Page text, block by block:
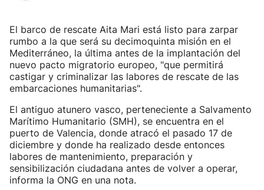
El barco de rescate Aita Mari está listo para zarpar
rumbo a la que será su decimoquinta misión en el
Mediterráneo, la última antes de la implantación del
nuevo pacto migratorio europeo, "que permitirá
castigar y criminalizar las labores de rescate de las
embarcaciones humanitarias".
El antiguo atunero vasco, perteneciente a Salvamento
Marítimo Humanitario (SMH), se encuentra en el
puerto de Valencia, donde atracó el pasado 17 de
diciembre y donde ha realizado desde entonces
labores de mantenimiento, preparación y
sensibilización ciudadana antes de volver a operar,
informa la ONG en una nota.